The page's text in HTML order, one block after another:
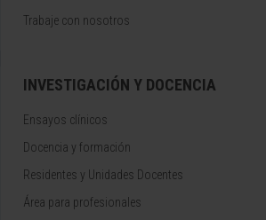
Trabaje con nosotros
INVESTIGACIÓN Y DOCENCIA
Ensayos clínicos
Docencia y formación
Residentes y Unidades Docentes
Área para profesionales